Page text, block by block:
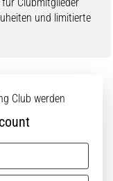
und limitierte
Club werden